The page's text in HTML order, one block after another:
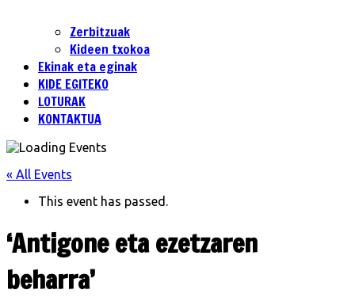
Zerbitzuak
Kideen txokoa
Ekinak eta eginak
KIDE EGITEKO
LOTURAK
KONTAKTUA
« All Events
This event has passed.
‘Antigone eta ezetzaren
beharra’